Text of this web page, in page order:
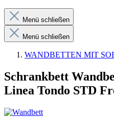
Menü schließen
Menü schließen
WANDBETTEN MIT
Schrankbett
Linea Tondo STD